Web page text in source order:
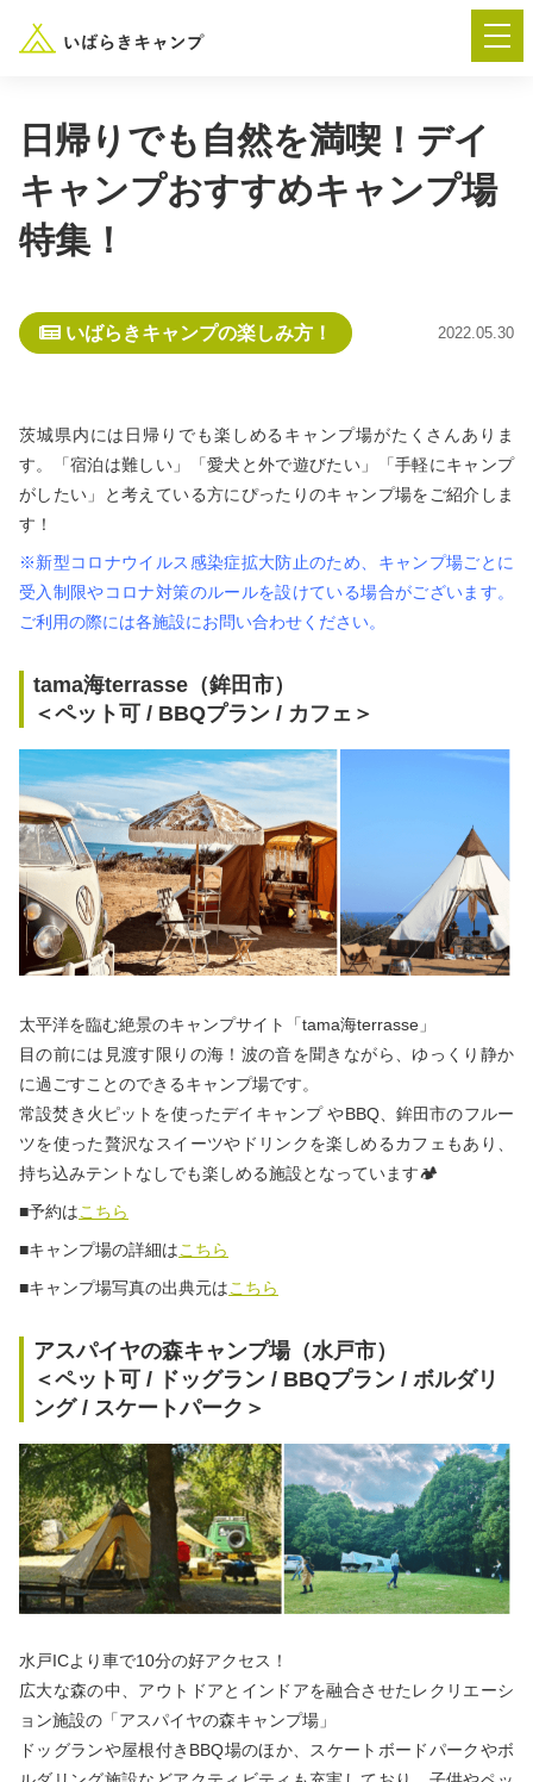
― AUTUMN FESTA 2026 ―
“いばらき”のキャンプ場を探す
海辺キャンプ 川辺キャンプ
湖畔キャンプ
利用規約
プライバシーポリシー
日帰りでも自然を満喫！デイ
キャンプおすすめキャンプ場
特集！
いばらきキャンプの楽しみ方！ 2022.05.30
茨城県内には日帰りでも楽しめるキャンプ場がたくさんありま
す。「宿泊は難しい」「愛犬と外で遊びたい」「手軽にキャンプ
がしたい」と考えている方にぴったりのキャンプ場をご紹介しま
す！
※新型コロナウイルス感染症拡大防止のため、キャンプ場ごとに
受入制限やコロナ対策のルールを設けている場合がございます。
ご利用の際には各施設にお問い合わせください。
tama海terrasse（鉾田市）
＜ペット可 / BBQプラン / カフェ＞
太平洋を臨む絶景のキャンプサイト「tama海terrasse」
目の前には見渡す限りの海！波の音を聞きながら、ゆっくり静か
に過ごすことのできるキャンプ場です。
常設焚き火ピットを使ったデイキャンプ やBBQ、鉾田市のフルー
ツを使った贅沢なスイーツやドリンクを楽しめるカフェもあり、
持ち込みテントなしでも楽しめる施設となっています🏕
■予約はこちら
■キャンプ場の詳細はこちら
■キャンプ場写真の出典元はこちら
アスパイヤの森キャンプ場（水戸市）
＜ペット可 / ドッグラン / BBQプラン / ボルダリ
ング / スケートパーク＞
水戸ICより車で10分の好アクセス！
広大な森の中、アウトドアとインドアを融合させたレクリエーシ
ョン施設の「アスパイヤの森キャンプ場」
ドッグランや屋根付きBBQ場のほか、スケートボードパークやボ